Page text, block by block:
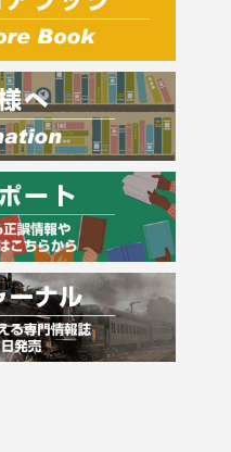
ップ